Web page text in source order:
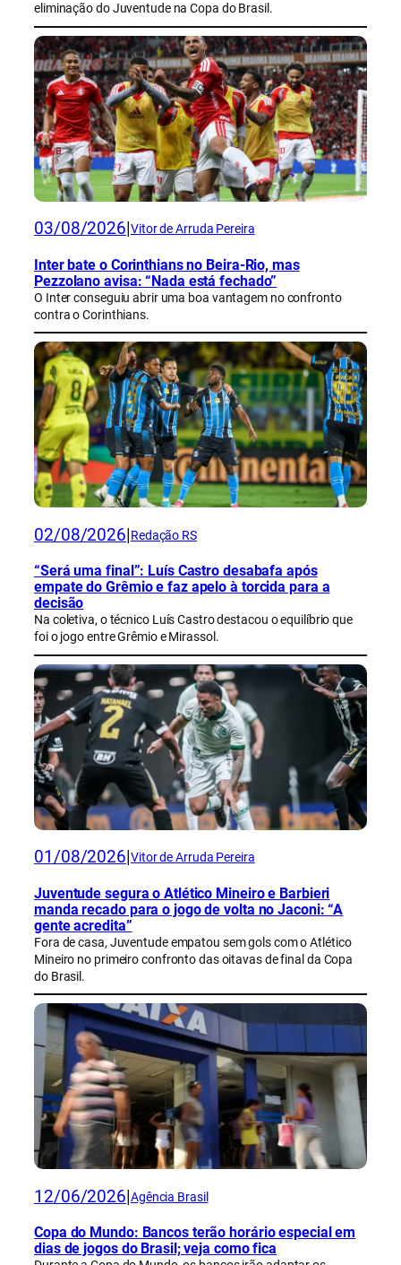
eliminação do Juventude na Copa do Brasil.
03/08/2026 Vitor de Arruda Pereira
Inter bate o Corinthians no Beira-Rio, mas
Pezzolano avisa: “Nada está fechado”
O Inter conseguiu abrir uma boa vantagem no confronto
contra o Corinthians.
02/08/2026 Redação RS
“Será uma final”: Luís Castro desabafa após
empate do Grêmio e faz apelo à torcida para a
decisão
Na coletiva, o técnico Luís Castro destacou o equilíbrio que
foi o jogo entre Grêmio e Mirassol.
01/08/2026 Vitor de Arruda Pereira
Juventude segura o Atlético Mineiro e Barbieri
manda recado para o jogo de volta no Jaconi: “A
gente acredita”
Fora de casa, Juventude empatou sem gols com o Atlético
Mineiro no primeiro confronto das oitavas de final da Copa
do Brasil.
12/06/2026 Agência Brasil
Copa do Mundo: Bancos terão horário especial em
dias de jogos do Brasil; veja como fica